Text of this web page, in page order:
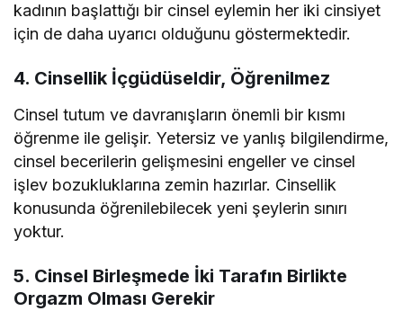
kadının başlattığı bir cinsel eylemin her iki cinsiyet
için de daha uyarıcı olduğunu göstermektedir.
4. Cinsellik İçgüdüseldir, Öğrenilmez
Cinsel tutum ve davranışların önemli bir kısmı
öğrenme ile gelişir. Yetersiz ve yanlış bilgilendirme,
cinsel becerilerin gelişmesini engeller ve cinsel
işlev bozukluklarına zemin hazırlar. Cinsellik
konusunda öğrenilebilecek yeni şeylerin sınırı
yoktur.
5. Cinsel Birleşmede İki Tarafın Birlikte
Orgazm Olması Gerekir